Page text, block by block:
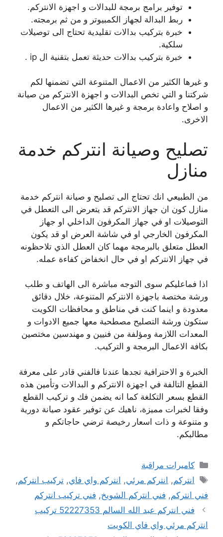
توفير برامج برمجة للبدالات و اجهزة الانتركم.
ربط البدالة لجهاز الكمبيوتر و من ثم برمجته.
خبرة بتركيب بدالات تقليدية تحتاج الى توصيلات
سلكية.
خبرة بتركيب بدالات حديثة تعمل بتقنية ال ip .
و غيرها الكثير من الاعمال المتنوعة التي تضمنها لكم
شركتنا و التي تخص البدالات و اجهزة الانتركم من صيانة
و اصلاح واعادة برمجة و غيرها الكثير من الاعمال
الاخرى.
تصليح وصيانة انتركم خدمة
منازل
من الطبيعي انك تحتاج الى تصليح و صيانة انتركم خدمة
منازل كون ان جهاز الانتركم قد يتعرض الى التعطل في
التوصيلات او في جهاز المكرفون الداخلي او جهاز
المكرفون الخارجي او في شاشة العرض او قد يكون
العطل متعلق بالبرمجة مهما كان العطل الذي تلاحظونه
في جهاز الانتركم او في حال انخفاض كفاءة عمله.
اذا فماعليكم سوى التوجه مباشرة الى الهاتف و طلب
ورشة مختصة باجهزة الانتركم المتنوعة، خلال دقائق
معدودة و اينما كنت في مناطق و محافظات الكويت
ستكون ورشة التصليح مصطحبة معها جميع الادوات و
المعدات اللازمة ومؤلفة من فنيين و مهندسين مختصين
بكافة الاعمال البرمجة و التركيب.
الخبرة و الاحترافية تجدها عندنا فالفني قادر على معرفة
القطع التالفة في اجهزة الانتركم و البدالات وتأمين هذه
القطع بسعر التكلغة كما انه يضمن فك و تركيب القطع
وفقا لخبرات مميزة، ناهيك عن توفير عقود صيانة دورية
و متنوعة و ذات اسعار رخيصة ترضي حاجاتكم و
مطالبكم.
التصنيفات
كاميرات مراقبة
الوسوم
انتركم, انتركم مرئي, انتركم واي فاي,تركيب انتركم,
فني انتركم, فني انتركم الشويخ, فني تركيب انتركم
فني انتركم عبد الله السالم 52227353 تركيب
انتركم مرئي واي فاي الكويت